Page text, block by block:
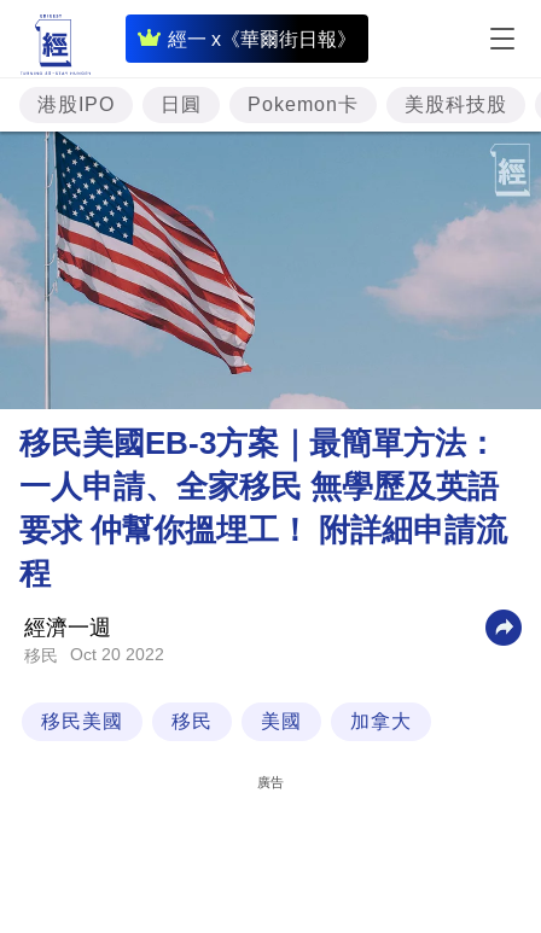
經一 x《華爾街日報》
即
時
財
經
題
投
資
樓
理
財
商
業
職
港股IPO 日圓 Pokemon卡 美股科技股
移民美國EB-3方案｜最簡單方法：
一人申請、全家移民 無學歷及英語
要求 仲幫你搵埋工！ 附詳細申請流
程
經濟一週
移民 Oct 20 2022
移民美國 移民 美國 加拿大
廣告